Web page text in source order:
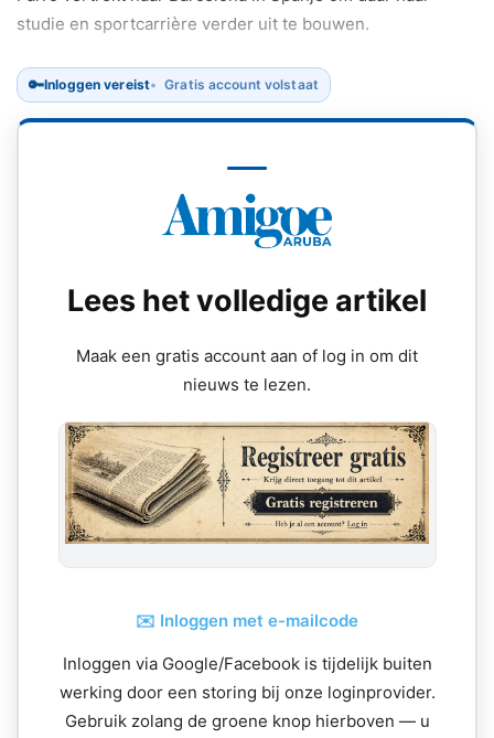
studie en sportcarrière verder uit te bouwen.
🔑Inloggen vereist Gratis account volstaat
Lees het volledige artikel
Maak een gratis account aan of log in om dit
nieuws te lezen.
✉️ Inloggen met e-mailcode
Inloggen via Google/Facebook is tijdelijk buiten
werking door een storing bij onze loginprovider.
Gebruik zolang de groene knop hierboven — u